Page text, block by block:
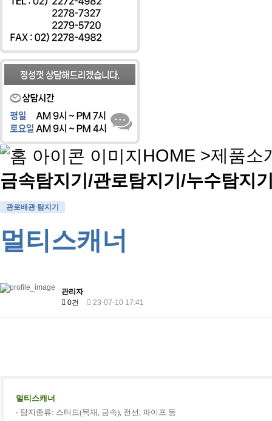
HOME >제품소
금속탐지기/관로탐지기/누수탐지
관로배관 탐지기
멀티스캐너
관리자
0건
23-07-10 17:41
멀티스캐너
- 탐지종류: 스터드(목재, 금속), 전선, 파이프 등